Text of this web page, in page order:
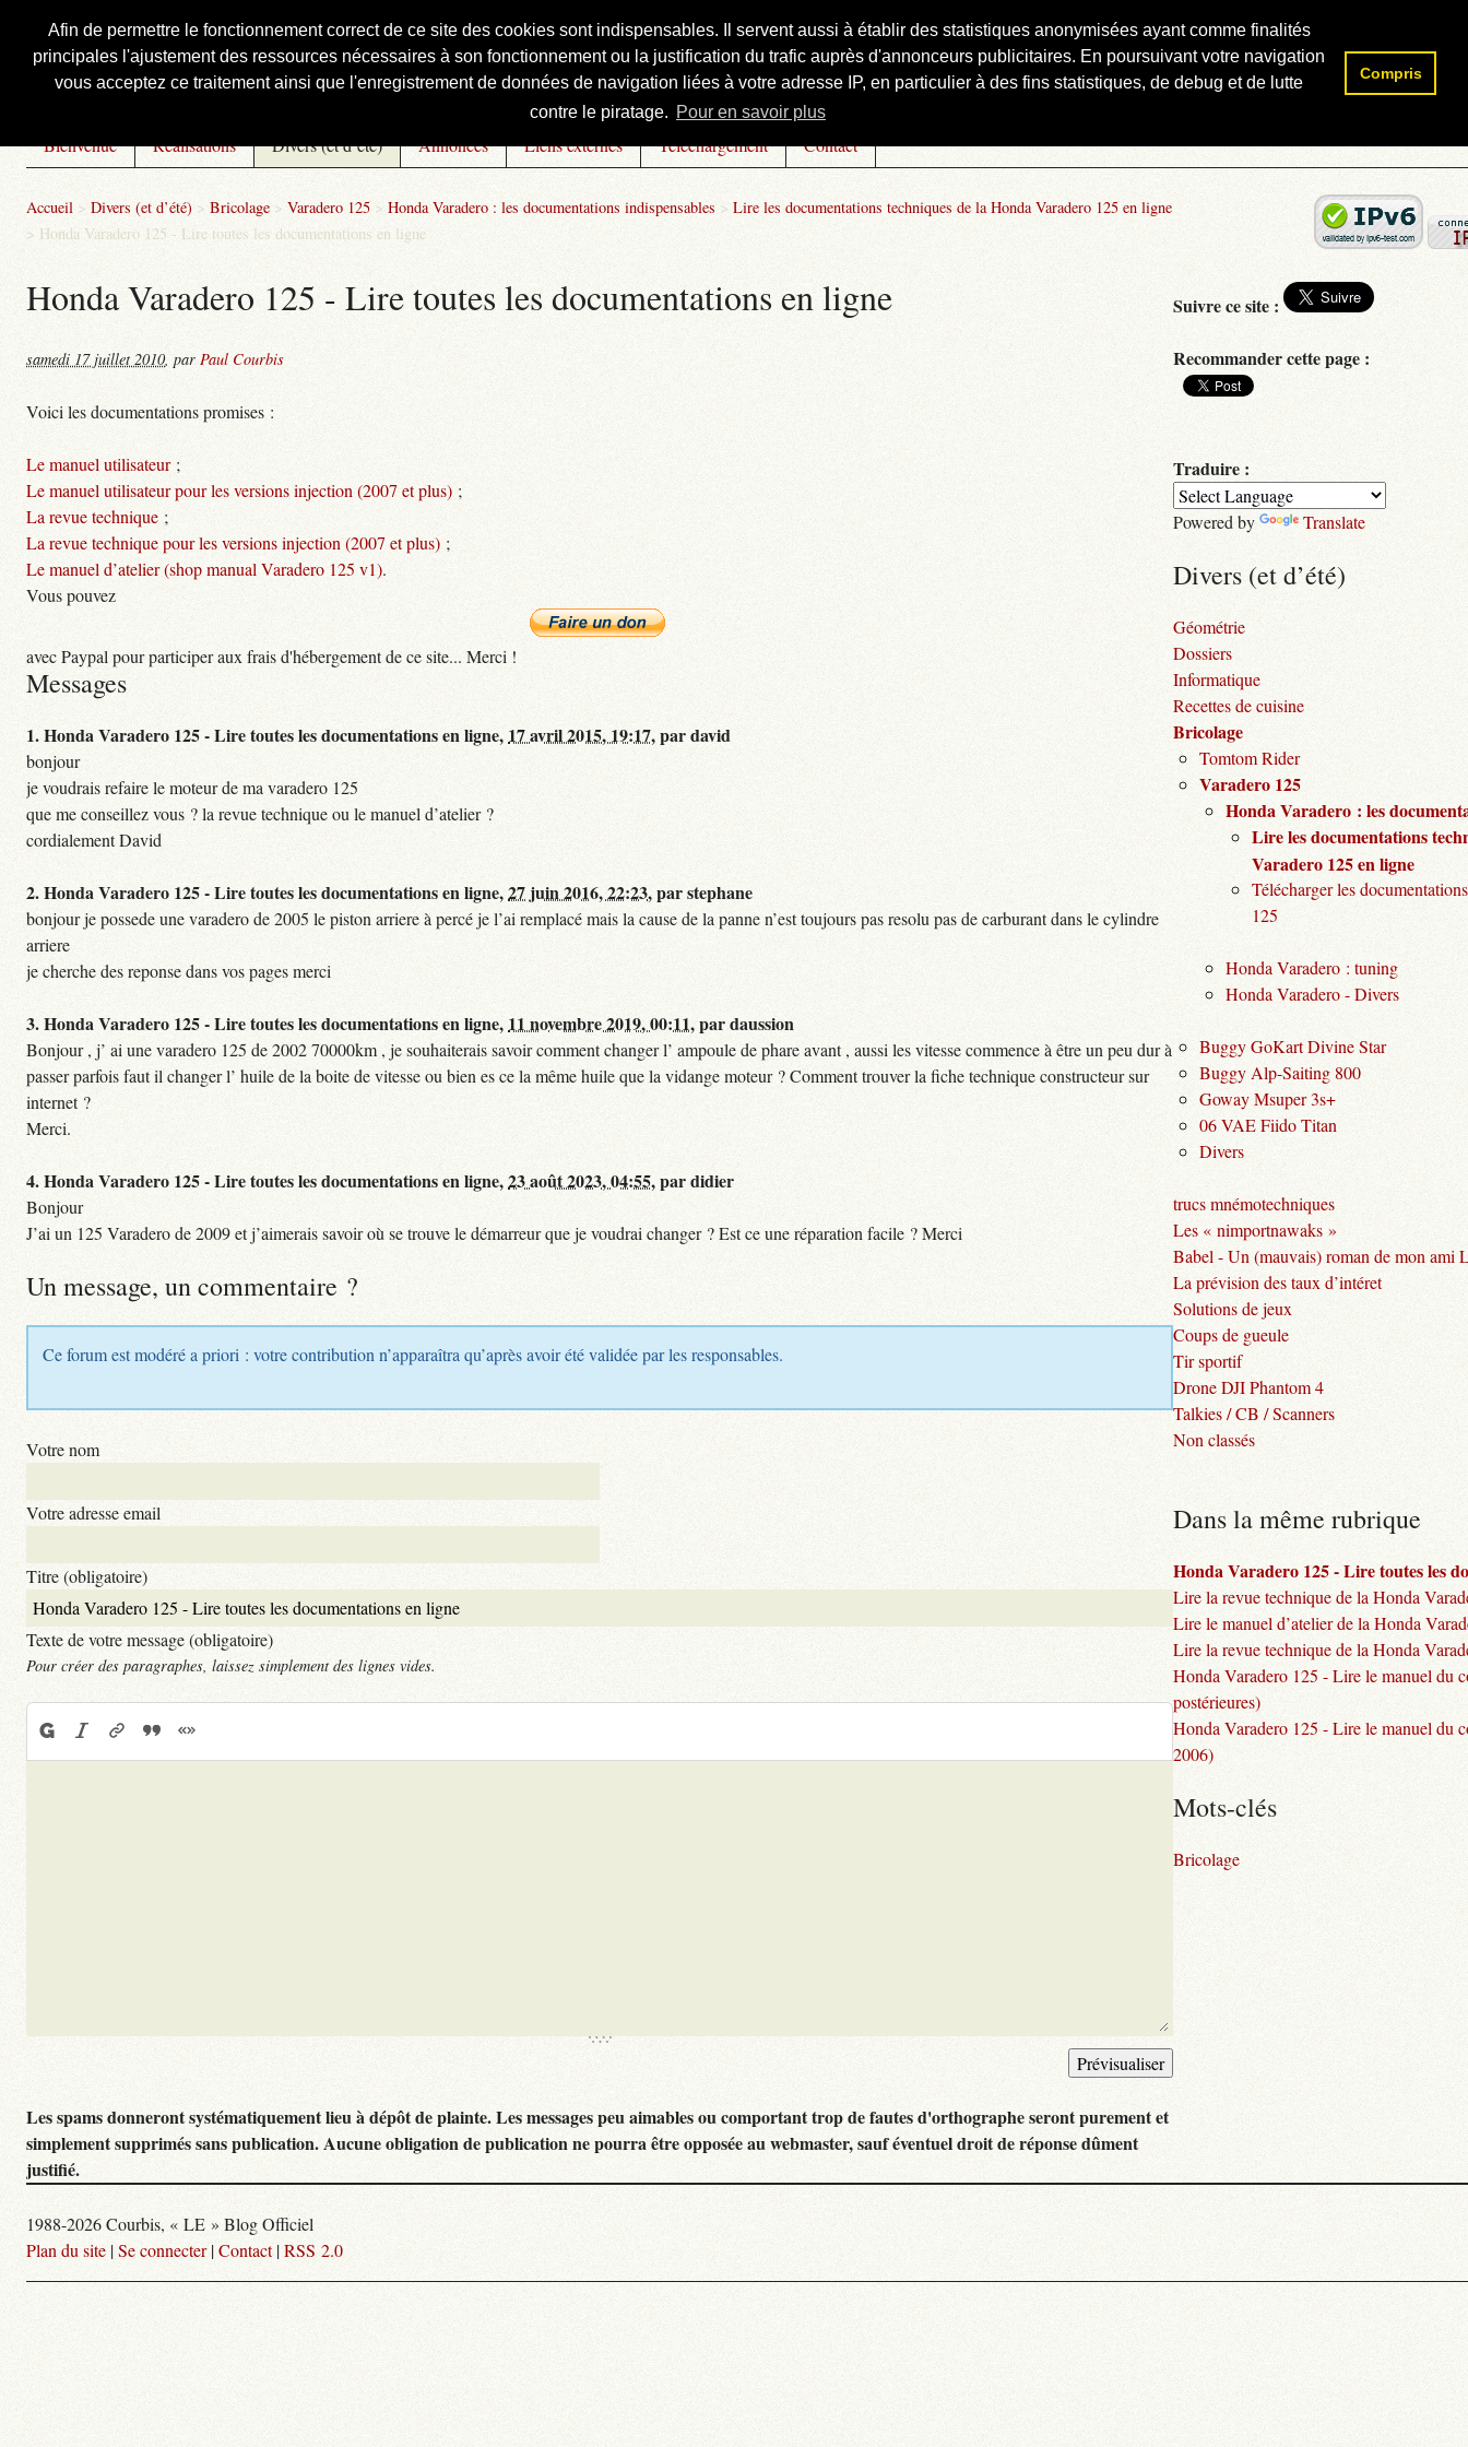
Afin de permettre le fonctionnement correct de ce site des cookies sont indispensables. Il servent aussi à établir des statistiques anonymisées ayant comme finalités
principales l'ajustement des ressources nécessaires à son fonctionnement ou la justification du trafic auprès d'annonceurs publicitaires. En poursuivant votre navigation
vous acceptez ce traitement ainsi que l'enregistrement de données de navigation liées à votre adresse IP, en particulier à des fins statistiques, de debug et de lutte
contre le piratage. Pour en savoir plus
Compris
Courbis, « LE » Blog Officiel
Bienvenue Réalisations Divers (et d’été) Annonces Liens externes Téléchargement Contact
Accueil > Divers (et d’été) > Bricolage > Varadero 125 > Honda Varadero : les documentations indispensables > Lire les documentations techniques de la Honda Varadero 125 en ligne
> Honda Varadero 125 - Lire toutes les documentations en ligne
Honda Varadero 125 - Lire toutes les documentations en ligne
samedi 17 juillet 2010, par Paul Courbis
Voici les documentations promises :
Le manuel utilisateur;
Le manuel utilisateur pour les versions injection (2007 et plus) ;
La revue technique ;
La revue technique pour les versions injection (2007 et plus) ;
Le manuel d’atelier (shop manual Varadero 125 v1).
Vous pouvez
avec Paypal pour participer aux frais d'hébergement de ce site... Merci !
Messages
1.Honda Varadero 125 - Lire toutes les documentations en ligne, 17 avril 2015, 19:17,pardavid
bonjour
je voudrais refaire le moteur de ma varadero 125
que me conseillez vous ? la revue technique ou le manuel d’atelier ?
cordialement David
2.Honda Varadero 125 - Lire toutes les documentations en ligne,27 juin 2016, 22:23,parstephane
bonjour je possede une varadero de 2005 le piston arriere à percé je l’ai remplacé mais la cause de la panne n’est toujours pas resolu pas de carburant dans le cylindre
arriere
je cherche des reponse dans vos pages merci
3.Honda Varadero 125 - Lire toutes les documentations en ligne, 11 novembre 2019, 00:11,pardaussion
Bonjour , j’ ai une varadero 125 de 2002 70000km , je souhaiterais savoir comment changer l’ ampoule de phare avant , aussi les vitesse commence à être un peu dur à
passer parfois faut il changer l’ huile de la boite de vitesse ou bien es ce la même huile que la vidange moteur ? Comment trouver la fiche technique constructeur sur
internet ?
Merci.
4.Honda Varadero 125 - Lire toutes les documentations en ligne,23 août 2023, 04:55,pardidier
Bonjour
J’ai un 125 Varadero de 2009 et j’aimerais savoir où se trouve le démarreur que je voudrai changer ? Est ce une réparation facile ? Merci
Un message, un commentaire ?
Ce forum est modéré a priori : votre contribution n’apparaîtra qu’après avoir été validée par les responsables.
Votre nom
Votre adresse email
Titre (obligatoire)
Texte de votre message (obligatoire)
Pour créer des paragraphes, laissez simplement des lignes vides.
Les spams donneront systématiquement lieu à dépôt de plainte. Les messages peu aimables ou comportant trop de fautes d'orthographe seront purement et
simplement supprimés sans publication. Aucune obligation de publication ne pourra être opposée au webmaster, sauf éventuel droit de réponse dûment
justifié.
Rechercher :
Suivre ce site :
Recommander cette page :
Traduire :
Powered by Translate
Divers (et d’été)
Géométrie
Dossiers
Informatique
Recettes de cuisine
Bricolage
Tomtom Rider
Varadero 125
Honda Varadero : les
Lire les documentations
Varadero 125 en ligne
Télécharger les
125
Honda Varadero : tuning
Honda Varadero - Divers
Buggy GoKart Divine Star
Buggy Alp-Saiting 800
Goway Msuper 3s+
06 VAE Fiido Titan
Divers
trucs mnémotechniques
Les « nimportnawaks »
Babel - Un (mauvais) roman de mon ami
La prévision des taux d’intéret
Solutions de jeux
Coups de gueule
Tir sportif
Drone DJI Phantom 4
Talkies / CB / Scanners
Non classés
Dans la même rubrique
Honda Varadero 125 - Lire toutes les
Lire la revue technique de la Honda
Lire le manuel d’atelier de la Honda
Lire la revue technique de la Honda
Honda Varadero 125 - Lire le manuel du
postérieures)
Honda Varadero 125 - Lire le manuel du
2006)
Mots-clés
Bricolage
1988-2026 Courbis, « LE » Blog Officiel
Plan du site |Se connecter|Contact|RSS 2.0